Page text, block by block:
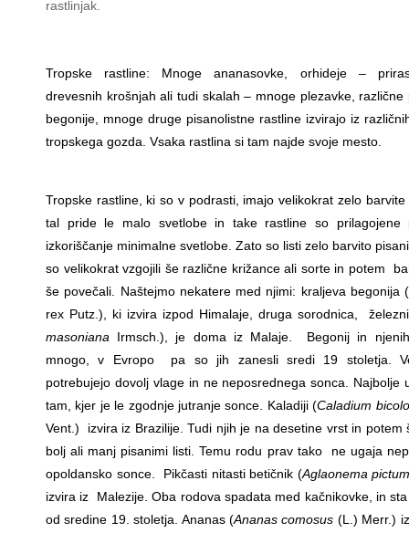
rastlinjak.
Tropske rastline: Mnoge ananasovke, orhideje –
drevesnih krošnjah ali tudi skalah – mnoge plezavke, različne
begonije, mnoge druge pisanolistne rastline izvirajo iz
tropskega gozda. Vsaka rastlina si tam najde svoje mesto.
Tropske rastline, ki so v podrasti, imajo velikokrat zelo barvite
tal pride le malo svetlobe in take rastline so prilagojene
izkoriščanje minimalne svetlobe. Zato so listi zelo barvito
so velikokrat vzgojili še različne križance ali sorte in potem
še povečali. Naštejmo nekatere med njimi: kraljeva begonija (
rex Putz.), ki izvira izpod Himalaje, druga sorodnica,
masoniana Irmsch.), je doma iz Malaje. Begonij in
mnogo, v Evropo pa so jih zanesli sredi 19 stoletja.
potrebujejo dovolj vlage in ne neposrednega sonca. Najbolje
tam, kjer je le zgodnje jutranje sonce. Kaladiji (Caladium
Vent.) izvira iz Brazilije. Tudi njih je na desetine vrst in potem
bolj ali manj pisanimi listi. Temu rodu prav tako ne ugaja
opoldansko sonce. Pikčasti nitasti betičnik (Aglaonema
izvira iz Malezije. Oba rodova spadata med kačnikovke, in
od sredine 19. stoletja. Ananas (Ananas comosus (L.) Merr.)